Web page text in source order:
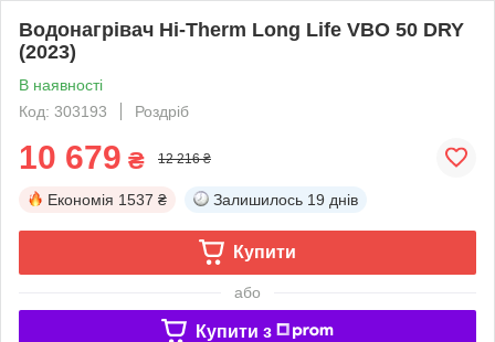
Водонагрівач Hi-Therm Long Life VBO 50 DRY
(2023)
В наявності
Код: 303193
Роздріб
10 679 ₴ 12 216 ₴
Економія 1537 ₴ Залишилось 19 днів
Купити
або
Купити з